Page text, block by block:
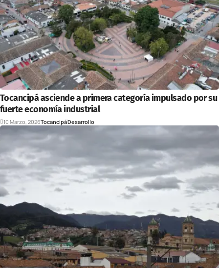
Tocancipá asciende a primera categoría impulsado por su
fuerte economía industrial
10 Marzo, 2026TocancipáDesarrollo